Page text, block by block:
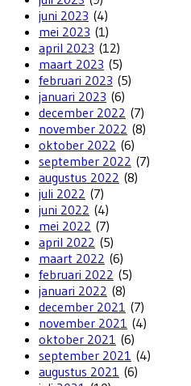
juni 2023 (4)
mei 2023 (1)
april 2023 (12)
maart 2023 (5)
februari 2023 (5)
januari 2023 (6)
december 2022 (7)
november 2022 (8)
oktober 2022 (6)
september 2022 (7)
augustus 2022 (8)
juli 2022 (7)
juni 2022 (4)
mei 2022 (7)
april 2022 (5)
maart 2022 (6)
februari 2022 (5)
januari 2022 (8)
december 2021 (7)
november 2021 (4)
oktober 2021 (6)
september 2021 (4)
augustus 2021 (6)